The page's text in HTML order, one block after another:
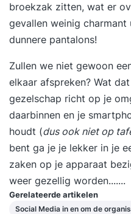
broekzak zitten, wat er
gevallen weinig
dunnere pantalons!
Zullen we niet gewoon
elkaar afspreken? Wat
gezelschap richt op je
daarbinnen en je
houdt (dus ook niet op
bent ga je je lekker in je
zaken op je apparaat
weer gezellig worden.......
Gerelateerde artikelen
Social Media in en om de